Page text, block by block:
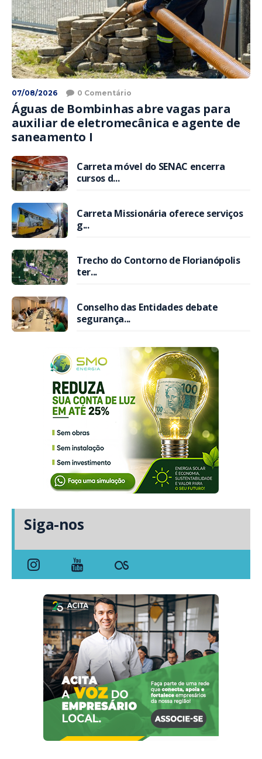
07/08/2026 0 Comentário
Águas de Bombinhas abre vagas para
auxiliar de eletromecânica e agente de
saneamento I
Carreta móvel do SENAC encerra
cursos d...
Carreta Missionária oferece serviços
g...
Trecho do Contorno de Florianópolis
ter...
Conselho das Entidades debate
segurança...
Siga-nos